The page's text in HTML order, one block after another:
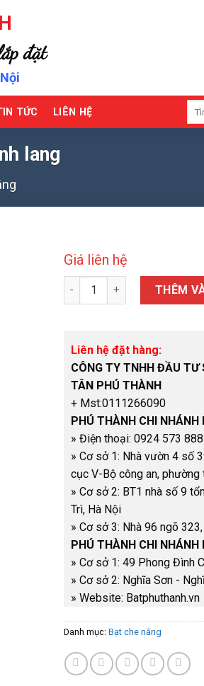
đặt
TỨC LIÊN HỆ
lang
Giá liên hệ
Bạt che ban công, hành
THÊM
Liên hệ đặt hàng:
CÔNG TY TNHH ĐẦU TƯ
TÂN PHÚ THÀNH
+ Mst:0111266090
PHÚ THÀNH CHI NHÁNH
» Điện thoại​: 0924 573 888
» Cơ sở 1: Nhà vườn 4 số
cục V-Bộ công an, phường
» Cơ sở 2: BT1 nhà số 9
Trì, Hà Nội
» Cơ sở 3: Nhà 96 ngõ
PHÚ THÀNH CHI NHÁNH
» Cơ sở 1: 49 Phong Đình
» Cơ sở 2: Nghĩa Sơn -
» Website: Batphuthanh.vn
Danh mục: Bạt che nắng